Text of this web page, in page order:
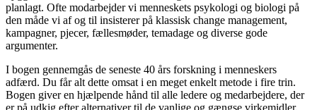
planlagt. Ofte modarbejder vi menneskets psykologi og biologi på
den måde vi af og til insisterer på klassisk change management,
kampagner, pjecer, fællesmøder, temadage og diverse gode
argumenter.
I bogen gennemgås de seneste 40 års forskning i menneskers
adfærd. Du får alt dette omsat i en meget enkelt metode i fire trin.
Bogen giver en hjælpende hånd til alle ledere og medarbejdere, der
er på udkig efter alternativer til de vanlige og gængse virkemidler.